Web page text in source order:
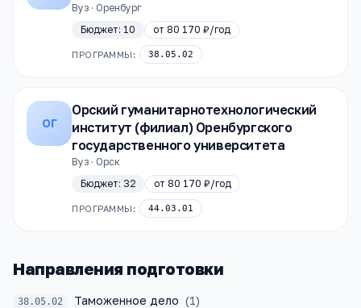
Вуз · Оренбург
Бюджет: 10 от 80 170 ₽/год
ПРОГРАММЫ: 38.05.02
ОГ
Орский гуманитарнотехнологический
институт (филиал) Оренбургского
государственного университета
Вуз · Орск
Бюджет: 32 от 80 170 ₽/год
ПРОГРАММЫ: 44.03.01
Направления подготовки
38.05.02 Таможенное дело (1)